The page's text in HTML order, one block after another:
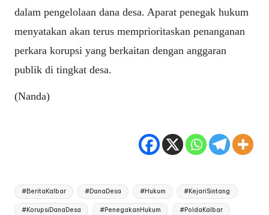
dalam pengelolaan dana desa. Aparat penegak hukum
menyatakan akan terus memprioritaskan penanganan
perkara korupsi yang berkaitan dengan anggaran
publik di tingkat desa.
(Nanda)
Tags:
#BeritaKalbar #DanaDesa #Hukum #KejariSintang
#KorupsiDanaDesa #PenegakanHukum #PoldaKalbar